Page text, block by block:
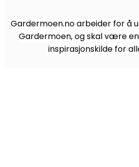
Gardermoen.no arbeider for å
Gardermoen, og skal være
inspirasjonskilde for